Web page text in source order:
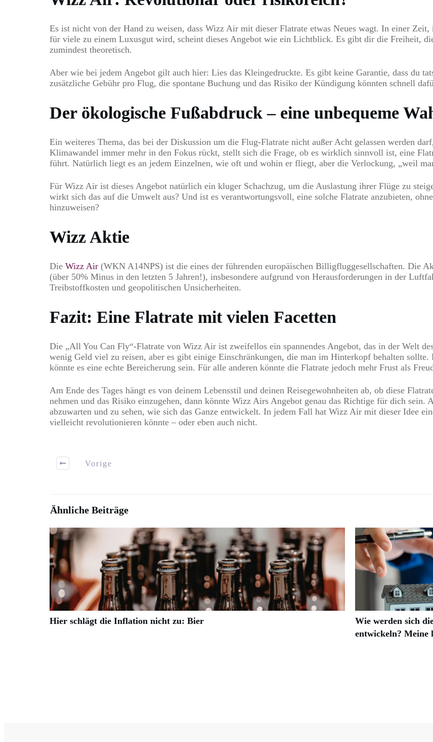
Es ist nicht von der Hand zu weisen, dass Wizz Air mit dieser Flatrate etwas Neues wagt. In einer
für viele zu einem Luxusgut wird, scheint dieses Angebot wie ein Lichtblick. Es gibt dir die Freiheit,
zumindest theoretisch.
Aber wie bei jedem Angebot gilt auch hier: Lies das Kleingedruckte. Es gibt keine Garantie, dass du
zusätzliche Gebühr pro Flug, die spontane Buchung und das Risiko der Kündigung könnten schnell
Der ökologische Fußabdruck – eine unbequeme
Ein weiteres Thema, das bei der Diskussion um die Flug-Flatrate nicht außer Acht gelassen werden
Klimawandel immer mehr in den Fokus rückt, stellt sich die Frage, ob es wirklich sinnvoll ist, eine
führt. Natürlich liegt es an jedem Einzelnen, wie oft und wohin er fliegt, aber die Verlockung, „weil
Für Wizz Air ist dieses Angebot natürlich ein kluger Schachzug, um die Auslastung ihrer Flüge zu
wirkt sich das auf die Umwelt aus? Und ist es verantwortungsvoll, eine solche Flatrate anzubieten,
hinzuweisen?
Wizz Aktie
Die Wizz Air (WKN A14NPS) ist die eines der führenden europäischen Billigfluggesellschaften. Die
(über 50% Minus in den letzten 5 Jahren!), insbesondere aufgrund von Herausforderungen in der
Treibstoffkosten und geopolitischen Unsicherheiten.
Fazit: Eine Flatrate mit vielen Facetten
Die „All You Can Fly“-Flatrate von Wizz Air ist zweifellos ein spannendes Angebot, das in der Welt
wenig Geld viel zu reisen, aber es gibt einige Einschränkungen, die man im Hinterkopf behalten
könnte es eine echte Bereicherung sein. Für alle anderen könnte die Flatrate jedoch mehr Frust als
Am Ende des Tages hängt es von deinem Lebensstil und deinen Reisegewohnheiten ab, ob diese
nehmen und das Risiko einzugehen, dann könnte Wizz Airs Angebot genau das Richtige für dich sein.
abzuwarten und zu sehen, wie sich das Ganze entwickelt. In jedem Fall hat Wizz Air mit dieser Idee
vielleicht revolutionieren könnte – oder eben auch nicht.
Vorige
Ähnliche Beiträge
Hier schlägt die Inflation nicht zu: Bier
Wie werden sich
entwickeln? Meine